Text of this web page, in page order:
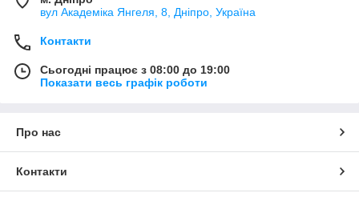
вул Академіка Янгеля, 8, Дніпро, Україна
Контакти
Сьогодні працює з 08:00 до 19:00
Показати весь графік роботи
Про нас
Контакти